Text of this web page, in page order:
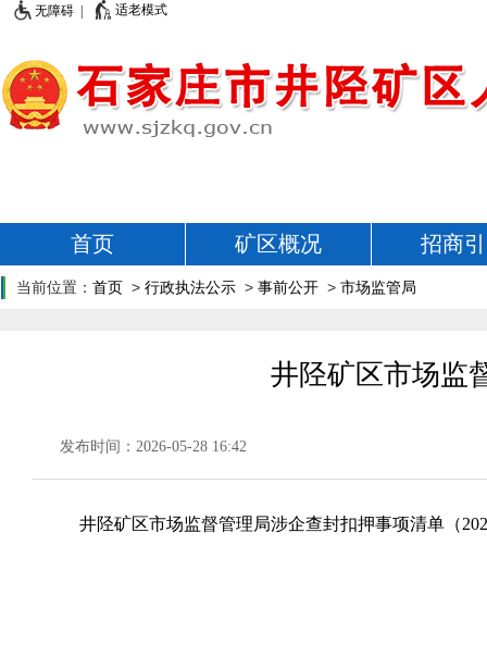
无障碍 | 适老模式
首页 矿区概况 招商
当前位置： 首页 > 行政执法公示 > 事前公开 > 市场监管局
井陉矿区市场监
发布时间：2026-05-28 16:42
井陉矿区市场监督管理局涉企查封扣押事项清单（